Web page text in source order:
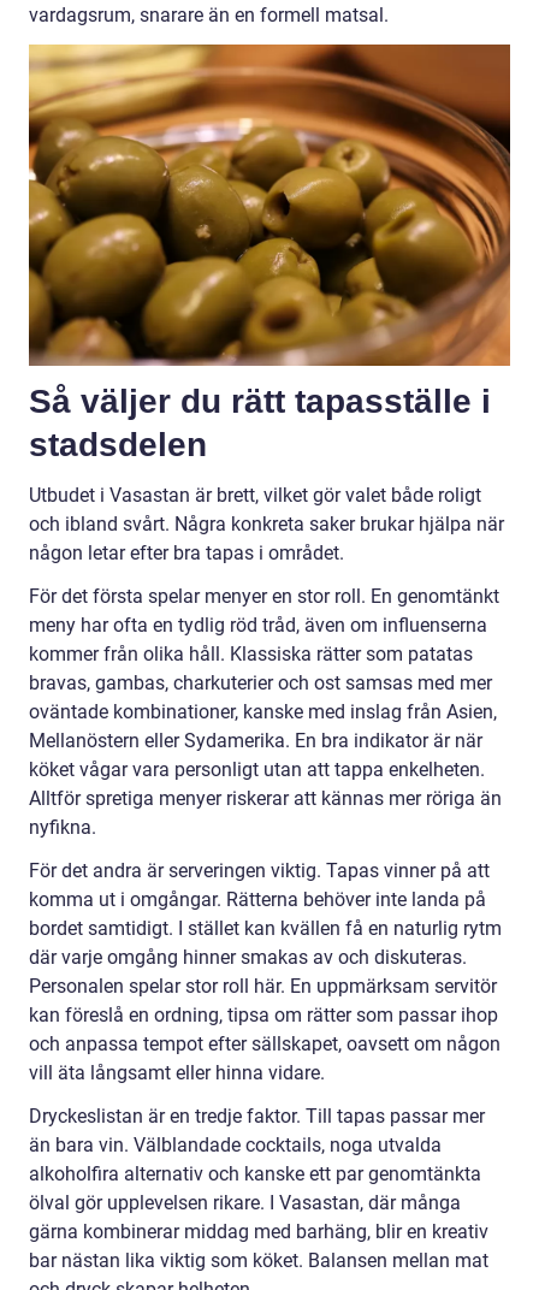
vardagsrum, snarare än en formell matsal.
Så väljer du rätt tapasställe i
stadsdelen
Utbudet i Vasastan är brett, vilket gör valet både roligt
och ibland svårt. Några konkreta saker brukar hjälpa när
någon letar efter bra tapas i området.
För det första spelar menyer en stor roll. En genomtänkt
meny har ofta en tydlig röd tråd, även om influenserna
kommer från olika håll. Klassiska rätter som patatas
bravas, gambas, charkuterier och ost samsas med mer
oväntade kombinationer, kanske med inslag från Asien,
Mellanöstern eller Sydamerika. En bra indikator är när
köket vågar vara personligt utan att tappa enkelheten.
Alltför spretiga menyer riskerar att kännas mer röriga än
nyfikna.
För det andra är serveringen viktig. Tapas vinner på att
komma ut i omgångar. Rätterna behöver inte landa på
bordet samtidigt. I stället kan kvällen få en naturlig rytm
där varje omgång hinner smakas av och diskuteras.
Personalen spelar stor roll här. En uppmärksam servitör
kan föreslå en ordning, tipsa om rätter som passar ihop
och anpassa tempot efter sällskapet, oavsett om någon
vill äta långsamt eller hinna vidare.
Dryckeslistan är en tredje faktor. Till tapas passar mer
än bara vin. Välblandade cocktails, noga utvalda
alkoholfira alternativ och kanske ett par genomtänkta
ölval gör upplevelsen rikare. I Vasastan, där många
gärna kombinerar middag med barhäng, blir en kreativ
bar nästan lika viktig som köket. Balansen mellan mat